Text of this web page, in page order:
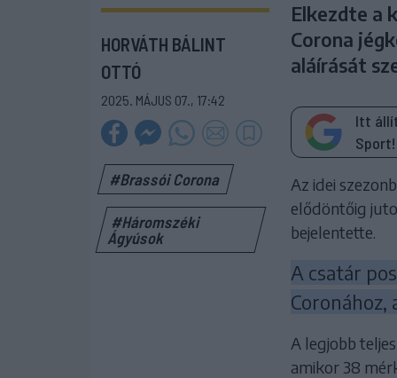
HORVÁTH BÁLINT
OTTÓ
2025. MÁJUS 07., 17:42
#Brassói Corona
#Háromszéki
Ágyúsok
Elkezdte a
Corona
aláírását
Itt
Sport!
Az idei
elődöntőig
bejelentette.
A csatár
A legjobb
amikor 38